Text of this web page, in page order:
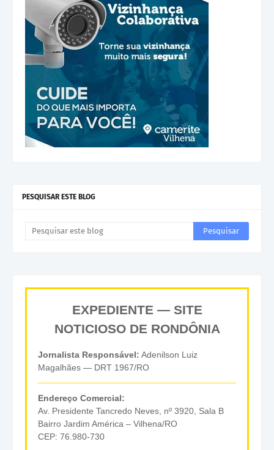
PESQUISAR ESTE BLOG
EXPEDIENTE — SITE
NOTICIOSO DE RONDÔNIA
Jornalista Responsável: Adenilson Luiz
Magalhães — DRT 1967/RO
Endereço Comercial:
Av. Presidente Tancredo Neves, nº 3920, Sala B
Bairro Jardim América – Vilhena/RO
CEP: 76.980-730